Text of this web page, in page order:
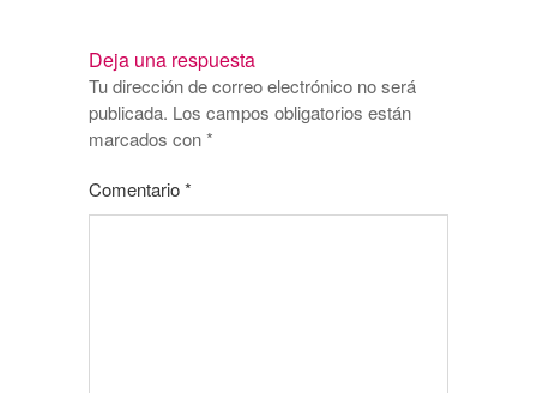
Deja una respuesta
Tu dirección de correo electrónico no será
publicada. Los campos obligatorios están
marcados con*
Comentario*